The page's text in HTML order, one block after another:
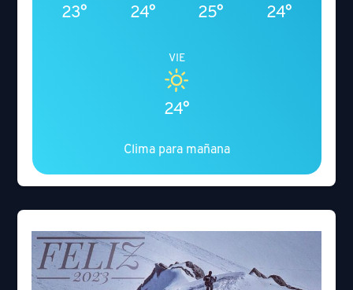
23° 24° 25° 24°
VIE
24°
Clima para mañana